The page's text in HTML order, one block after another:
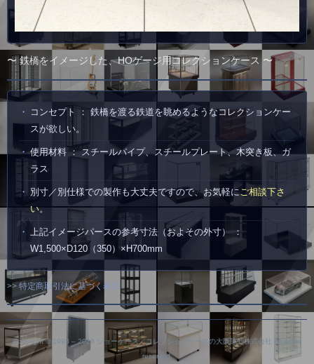
〜 鉄橋をイメージした、HOゲージ用コレクションケース 〜
コンセプト ： 鉄橋を渡る鉄道を眺めるようなコレクションケー
スが欲しい。
使用材料 ： スチールパイプ、スチールプレート、木突き板、ガ
ラス
別寸／別仕様での製作も大丈夫ですので、お気軽にご相談下さ
い。
上記イメージパースの参考寸法（およその外寸） ：
W1,500×D120（350）×H700mm
>> 特定商取引法に基づく表示
Copyright © 1998 – 2026 ショーケース／コレクションケースの大阪陳列株式会社 All rights
reserved.